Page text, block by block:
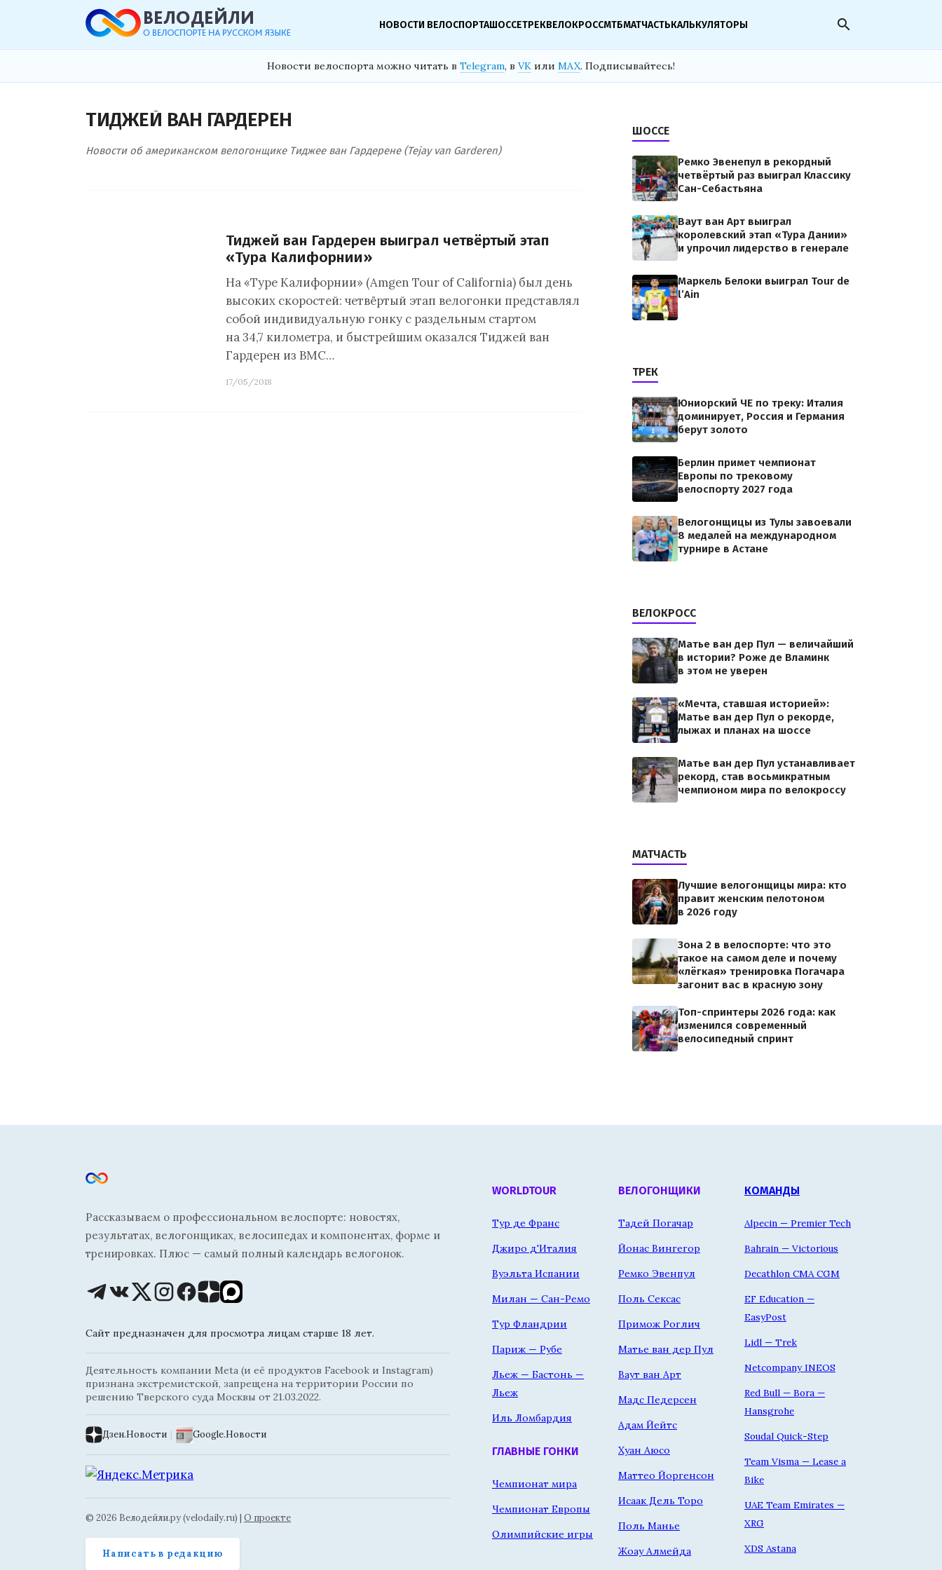
НОВОСТИ ВЕЛОСПОРТАШОССЕТРЕКВЕЛОКРОССМТБМАТЧАСТЬКАЛЬКУЛЯТОРЫ search
Новости велоспорта можно читать в Telegram, в VK или MAX. Подписывайтесь!
ТИДЖЕЙ ВАН ГАРДЕРЕН
Новости об американском велогонщике Тиджее ван Гардерене (Tejay van Garderen)
Тиджей ван Гардерен выиграл четвёртый этап
«Тура Калифорнии»
На «Туре Калифорнии» (Amgen Tour of California) был день
высоких скоростей: четвёртый этап велогонки представлял
собой индивидуальную гонку с раздельным стартом
на 34,7 километра, и быстрейшим оказался Тиджей ван
Гардерен из BMC…
17/05/2018
ШОССЕ
Ремко Эвенепул в рекордный
четвёртый раз выиграл Классику
Сан-Себастьяна
Ваут ван Арт выиграл
королевский этап «Тура Дании»
и упрочил лидерство в генерале
Маркель Белоки выиграл Tour de
l’Ain
ТРЕК
Юниорский ЧЕ по треку: Италия
доминирует, Россия и Германия
берут золото
Берлин примет чемпионат
Европы по трековому
велоспорту 2027 года
Велогонщицы из Тулы завоевали
8 медалей на международном
турнире в Астане
ВЕЛОКРОСС
Матье ван дер Пул — величайший
в истории? Роже де Вламинк
в этом не уверен
«Мечта, ставшая историей»:
Матье ван дер Пул о рекорде,
лыжах и планах на шоссе
Матье ван дер Пул устанавливает
рекорд, став восьмикратным
чемпионом мира по велокроссу
МАТЧАСТЬ
Лучшие велогонщицы мира: кто
правит женским пелотоном
в 2026 году
Зона 2 в велоспорте: что это
такое на самом деле и почему
«лёгкая» тренировка Погачара
загонит вас в красную зону
Топ-спринтеры 2026 года: как
изменился современный
велосипедный спринт
Рассказываем о профессиональном велоспорте: новостях,
результатах, велогонщиках, велосипедах и компонентах, форме и
тренировках. Плюс — самый полный календарь велогонок.
Сайт предназначен для просмотра лицам старше 18 лет.
Деятельность компании Meta (и её продуктов Facebook и Instagram)
признана экстремистской, запрещена на территории России по
решению Тверского суда Москвы от 21.03.2022.
Дзен.Новости | Google.Новости
© 2026 Велодейли.ру (velodaily.ru) | О проекте
Написать в редакцию
WORLDTOUR
Тур де Франс
Джиро д'Италия
Вуэльта Испании
Милан — Сан-Ремо
Тур Фландрии
Париж — Рубе
Льеж — Бастонь —
Льеж
Иль Ломбардия
ГЛАВНЫЕ ГОНКИ
Чемпионат мира
Чемпионат Европы
Олимпийские игры
ВЕЛОГОНЩИКИ
Тадей Погачар
Йонас Вингегор
Ремко Эвенпул
Поль Сексас
Примож Роглич
Матье ван дер Пул
Ваут ван Арт
Мадс Педерсен
Адам Йейтс
Хуан Аюсо
Маттео Йоргенсон
Исаак Дель Торо
Поль Манье
Жоау Алмейда
КОМАНДЫ
Alpecin — Premier Tech
Bahrain — Victorious
Decathlon CMA CGM
EF Education —
EasyPost
Lidl — Trek
Netcompany INEOS
Red Bull — Bora —
Hansgrohe
Soudal Quick-Step
Team Visma — Lease a
Bike
UAE Team Emirates —
XRG
XDS Astana